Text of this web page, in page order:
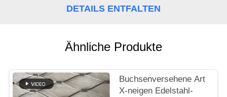
DATENSCHUTZRICHTLINIE
DETAILS ENTFALTEN
Ähnliche Produkte
Buchsenversehene Art
X-neigen Edelstahl-